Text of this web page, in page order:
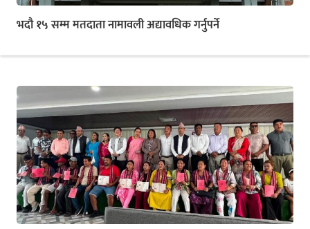
भदौ १५ सम्म मतदाता नामावली अद्यावधिक गर्नुपर्ने